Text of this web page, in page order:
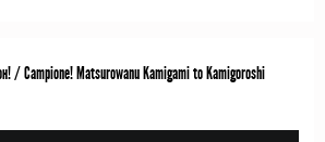
/ Campione! Matsurowanu Kamigami to Kamigoroshi